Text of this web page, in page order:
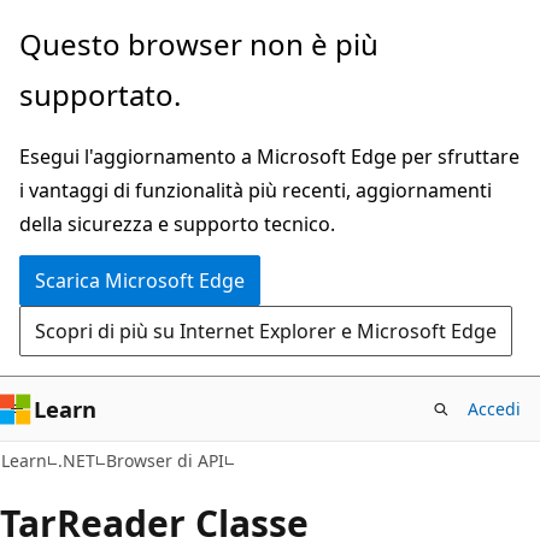
Ignora
passa
contenuto
principale
Passare
allo
spostamento
pagina
Questo browser non è più
supportato.
Esegui l'aggiornamento a Microsoft Edge per sfruttare
i vantaggi di funzionalità più recenti, aggiornamenti
della sicurezza e supporto tecnico.
Scarica Microsoft Edge
Scopri di più su Internet Explorer e Microsoft Edge
Learn Accedi
Learn .NET Browser di API
TarReader Classe